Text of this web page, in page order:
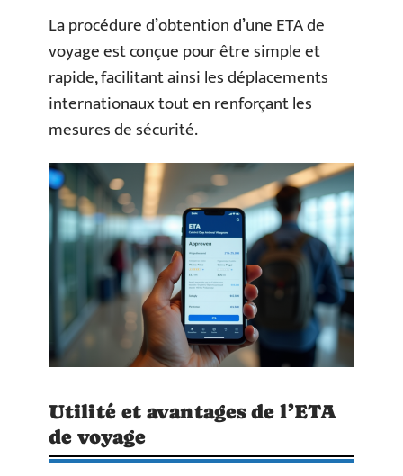
La procédure d’obtention d’une ETA de
voyage est conçue pour être simple et
rapide, facilitant ainsi les déplacements
internationaux tout en renforçant les
mesures de sécurité.
Utilité et avantages de l’ETA
de voyage